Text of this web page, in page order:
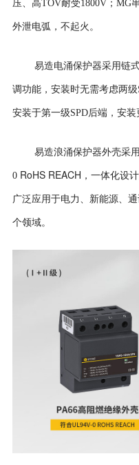
压、高TOV耐受1800V；MG
外泄电弧，不起火。
易造电涌保护器采用链
调功能，安装时无需考虑两
安装于第一级SPD后端，安装
易造浪涌保护器外壳采
0 RoHS REACH ，一体化设
广泛应用于电力、新能源、
个领域。